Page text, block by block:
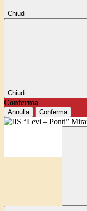
Chiudi
Chiudi
Conferma
Annulla Conferma